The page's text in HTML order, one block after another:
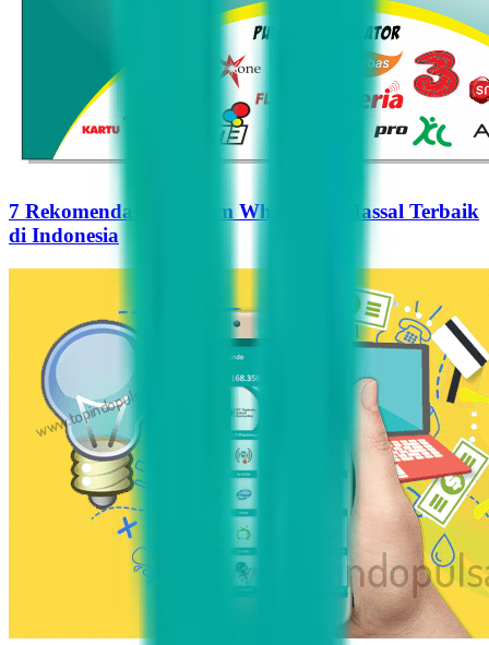
7 Rekomendasi Pengirim WhatsApp Massal Terbaik
di Indonesia